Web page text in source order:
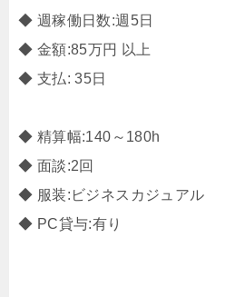
◆ 週稼働日数:週5日
◆ 金額:85万円 以上
◆ 支払: 35日
◆ 精算幅:140～180h
◆ 面談:2回
◆ 服装:ビジネスカジュアル
◆ PC貸与:有り